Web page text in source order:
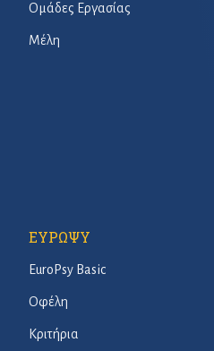
Ομάδες Εργασίας
Μέλη
ΕΥΡΩΨΥ
EuroPsy Basic
Οφέλη
Κριτήρια